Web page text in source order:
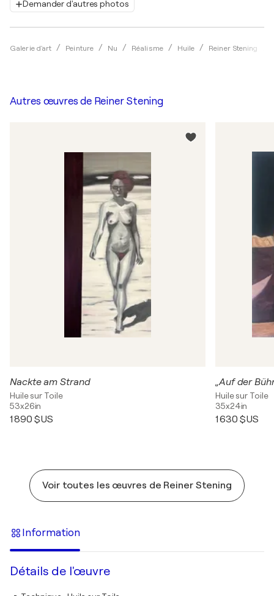
Demander d'autres photos
Galerie d'art Peinture Nu Réalisme Huile Reiner Stening
Autres œuvres de Reiner Stening
Nackte am Strand
Huile sur Toile
53x26in
1 890 $US
„Auf der
Huile sur Toile
35x24in
1 630 $US
Voir toutes les œuvres de Reiner Stening
Information
Détails de l'œuvre